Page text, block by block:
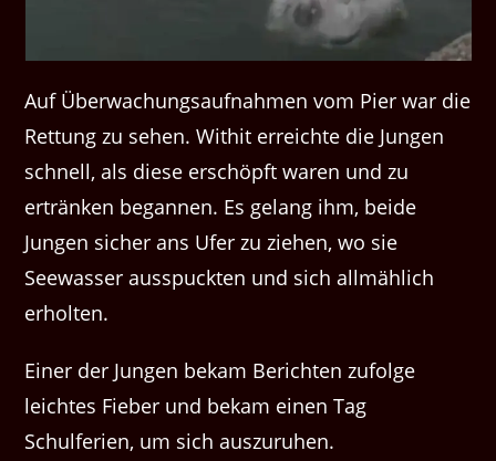
Auf Überwachungsaufnahmen vom Pier war die
Rettung zu sehen. Withit erreichte die Jungen
schnell, als diese erschöpft waren und zu
ertränken begannen. Es gelang ihm, beide
Jungen sicher ans Ufer zu ziehen, wo sie
Seewasser ausspuckten und sich allmählich
erholten.
Einer der Jungen bekam Berichten zufolge
leichtes Fieber und bekam einen Tag
Schulferien, um sich auszuruhen.